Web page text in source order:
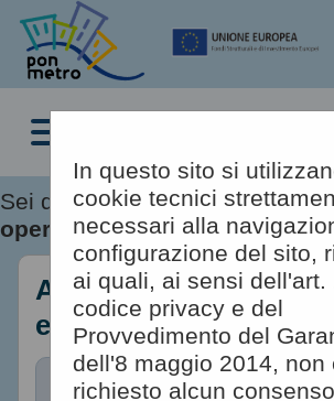
Sei qui: Home »Informazioni»
operatori economici
In questo sito si
cookie tecnici
necessari alla
configurazione del sito,
ai quali, ai sensi dell'art.
codice privacy e del
Provvedimento del
dell'8 maggio 2014, non
richiesto alcun
Assistenza operatori
economici
Compila il form